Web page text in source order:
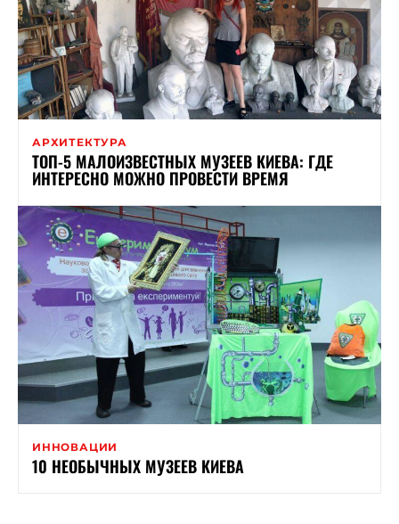
АРХИТЕКТУРА
ТОП-5 МАЛОИЗВЕСТНЫХ МУЗЕЕВ КИЕВА: ГДЕ
ИНТЕРЕСНО МОЖНО ПРОВЕСТИ ВРЕМЯ
ИННОВАЦИИ
10 НЕОБЫЧНЫХ МУЗЕЕВ КИЕВА